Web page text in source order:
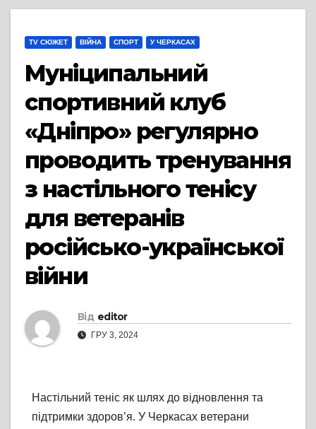
TV СЮЖЕТ ВІЙНА СПОРТ У ЧЕРКАСАХ
Муніципальний
спортивний клуб
«Дніпро» регулярно
проводить тренування
з настільного тенісу
для ветеранів
російсько-української
війни
Від editor
ГРУ 3, 2024
Настільний теніс як шлях до відновлення та
підтримки здоров’я. У Черкасах ветерани